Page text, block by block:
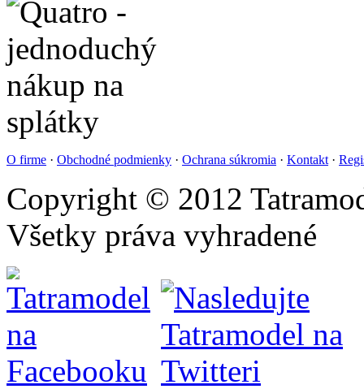
O firme · Obchodné podmienky · Ochrana súkromia · Kontakt ·
Copyright © 2012
Všetky práva vyhradené